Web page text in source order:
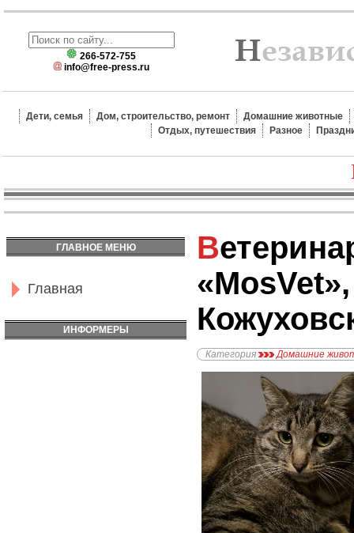
266-572-755
info@free-press.ru
Дети, семья Дом, строительство, ремонт
Домашние животные
Отдых, путешествия
Разное
ГЛАВНОЕ МЕНЮ
Главная
ИНФОРМЕРЫ
Ветеринарная Помощь
Категория Домашние